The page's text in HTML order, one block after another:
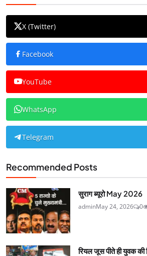
X (Twitter)
Facebook
YouTube
WhatsApp
Telegram
Recommended Posts
सुराग ब्यूरो May 2026
adminMay 24, 2026 0
रियल जूस पीते ही युवक